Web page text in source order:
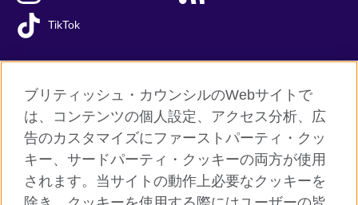
TikTok
ご利用に際して
個人情報保護
クッキー（Cookie）について
ブリティッシュ・カウンシルのWebサイトで
は、コンテンツの個人設定、アクセス分析、広
告のカスタマイズにファーストパーティ・クッ
キー、サードパーティ・クッキーの両方が使用
されます。当サイトの動作上必要なクッキーを